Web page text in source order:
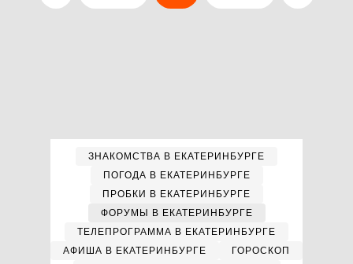
ЗНАКОМСТВА В ЕКАТЕРИНБУРГЕ
ПОГОДА В ЕКАТЕРИНБУРГЕ
ПРОБКИ В ЕКАТЕРИНБУРГЕ
ФОРУМЫ В ЕКАТЕРИНБУРГЕ
ТЕЛЕПРОГРАММА В ЕКАТЕРИНБУРГЕ
АФИША В ЕКАТЕРИНБУРГЕ
ГОРОСКОП